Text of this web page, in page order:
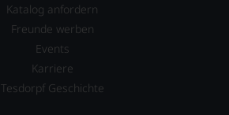
Katalog anfordern
Freunde werben
Events
Karriere
Tesdorpf Geschichte